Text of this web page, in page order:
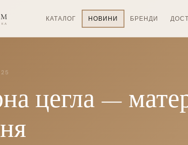
КАТАЛОГ НОВИНИ БРЕНДИ
цегла —